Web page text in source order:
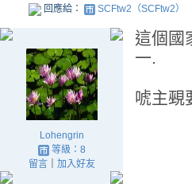
回應給： SCFtw2（SCFtw2）
Lohengrin
等級：8
留言｜ 加入好友
這個國
一.
唬主覡